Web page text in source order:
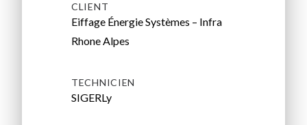
CLIENT
Eiffage Énergie Systèmes – Infra
RhoneAlpes
TECHNICIEN
SIGERLy